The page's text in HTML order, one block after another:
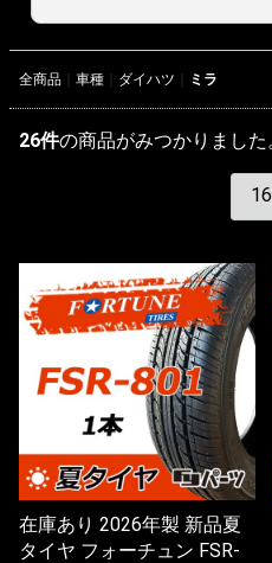
全商品 車種 ダイハツ ミラ
26件の商品がみつかりました
在庫あり 2026年製 新品夏
タイヤ フォーチュン FSR-